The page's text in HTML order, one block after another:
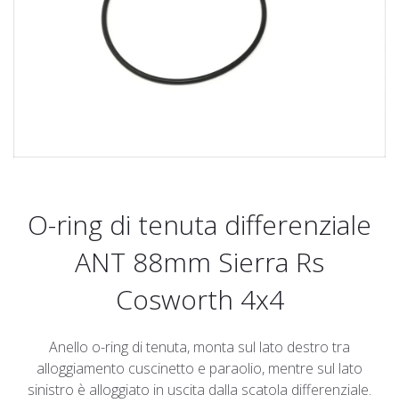
O-ring di tenuta differenziale
ANT 88mm Sierra Rs
Cosworth 4x4
Anello o-ring di tenuta, monta sul lato destro tra
alloggiamento cuscinetto e paraolio, mentre sul lato
sinistro è alloggiato in uscita dalla scatola differenziale.